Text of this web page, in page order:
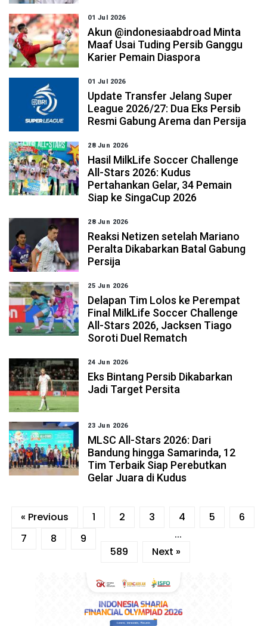
01 Jul 2026
Akun @indonesiaabdroad Minta
Maaf Usai Tuding Persib Ganggu
Karier Pemain Diaspora
01 Jul 2026
Update Transfer Jelang Super
League 2026/27: Dua Eks Persib
Resmi Gabung Arema dan Persija
28 Jun 2026
Hasil MilkLife Soccer Challenge
All-Stars 2026: Kudus
Pertahankan Gelar, 34 Pemain
Siap ke SingaCup 2026
28 Jun 2026
Reaksi Netizen setelah Mariano
Peralta Dikabarkan Batal Gabung
Persija
25 Jun 2026
Delapan Tim Lolos ke Perempat
Final MilkLife Soccer Challenge
All-Stars 2026, Jacksen Tiago
Soroti Duel Rematch
24 Jun 2026
Eks Bintang Persib Dikabarkan
Jadi Target Persita
23 Jun 2026
MLSC All-Stars 2026: Dari
Bandung hingga Samarinda, 12
Tim Terbaik Siap Perebutkan
Gelar Juara di Kudus
« Previous 1 2 3 4 5
6
7
8 9
...
589
Next »